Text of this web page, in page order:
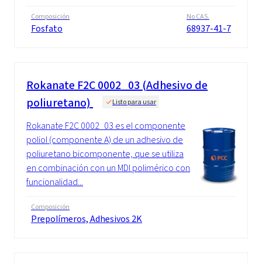
Composición
Fosfato
No CAS.
68937-41-7
Rokanate F2C 0002_03 (Adhesivo de
poliuretano)
Listo para usar
Rokanate F2C 0002_03 es el componente
poliol (componente A) de un adhesivo de
poliuretano bicomponente, que se utiliza
en combinación con un MDI polimérico con
funcionalidad...
Composición
Prepolímeros, Adhesivos 2K